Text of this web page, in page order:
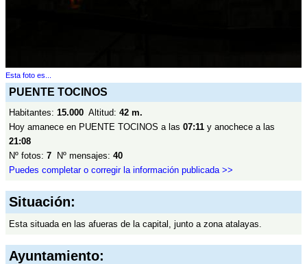
Esta foto es...
PUENTE TOCINOS
Habitantes: 15.000 Altitud: 42 m.
Hoy amanece en PUENTE TOCINOS a las 07:11 y anochece a las
21:08
Nº fotos: 7 Nº mensajes: 40
Puedes completar o corregir la información publicada >>
Situación:
Esta situada en las afueras de la capital, junto a zona atalayas.
Ayuntamiento: